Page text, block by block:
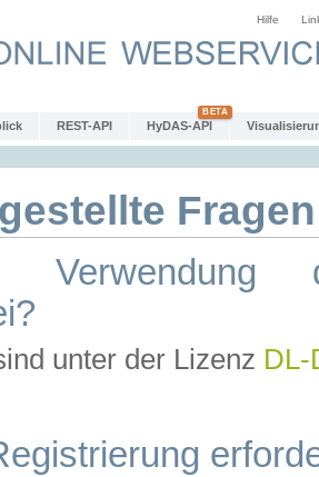
Hilfe
REST-API HyDAS-API
unter der Lizenz